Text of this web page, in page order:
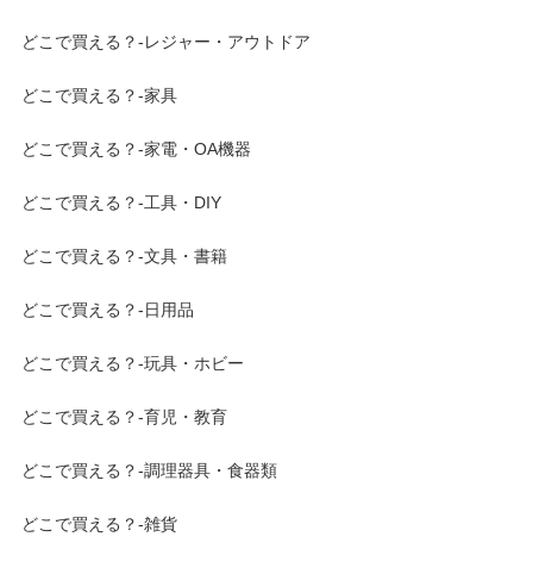
どこで買える？-レジャー・アウトドア
どこで買える？-家具
どこで買える？-家電・OA機器
どこで買える？-工具・DIY
どこで買える？-文具・書籍
どこで買える？-日用品
どこで買える？-玩具・ホビー
どこで買える？-育児・教育
どこで買える？-調理器具・食器類
どこで買える？-雑貨